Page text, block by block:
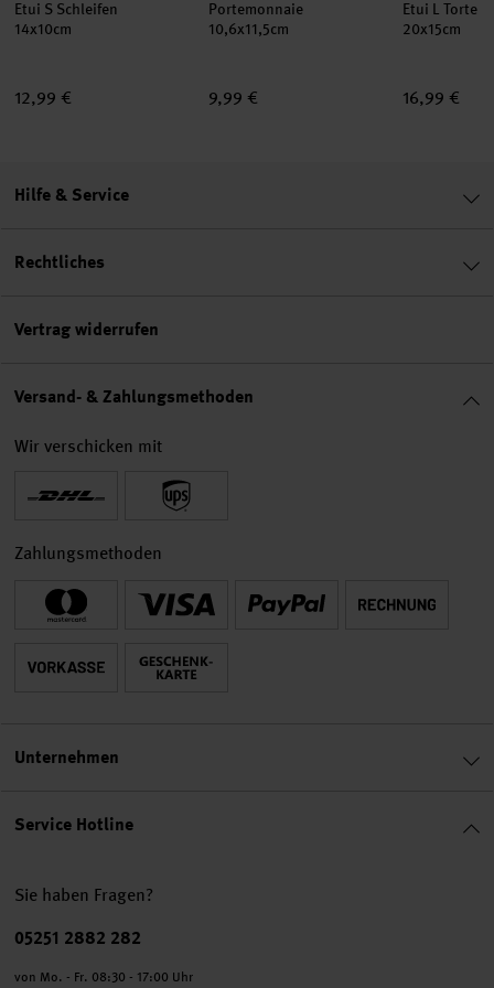
Etui S Schleifen
14x10cm
12,99 €
Portemonnaie
10,6x11,5cm
9,99 €
Etui L Torte
20x15cm
16,99 €
Service Hotline
Sie haben Fragen?
Telefonnummer
05251 2882 282
von Mo. - Fr. 08:30 - 17:00 Uhr
Hilfe & Service
Rechtliches
Vertrag widerrufen
Versand- & Zahlungsmethoden
Wir verschicken mit
Zahlungsmethoden
Unternehmen